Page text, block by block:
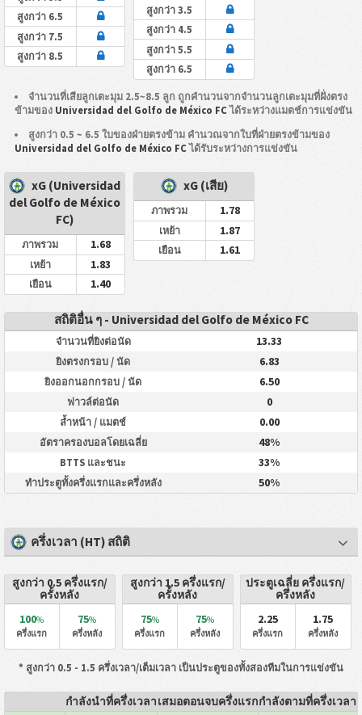
สูงกว่า 6.5
สูงกว่า 7.5
สูงกว่า 8.5
สูงกว่า 3.5
สูงกว่า 4.5
สูงกว่า 5.5
สูงกว่า 6.5
จำนวนที่เสียลูกเตะมุม 2.5~8.5 ลูก ถูกคำนวนจากจำนวนลูกเตะมุมที่ฝั่งตรง
ข้ามของ Universidad del Golfo de México FCได้ระหว่างแมตช์การแข่งขัน
สูงกว่า 0.5 ~ 6.5 ใบของฝ่ายตรงข้าม คำนวณจากใบที่ฝ่ายตรงข้ามของ
Universidad del Golfo de México FCได้รับระหว่างการแข่งขัน
xG (Universidad
del Golfo de México
FC)
ภาพรวม 1.68
เหย้า 1.83
เยือน 1.40
xG (เสีย)
ภาพรวม 1.78
เหย้า 1.87
เยือน 1.61
สถิติอื่น ๆ - Universidad del Golfo de México FC
จำนวนที่ยิงต่อนัด 13.33
ยิงตรงกรอบ / นัด 6.83
ยิงออกนอกกรอบ / นัด 6.50
ฟาวล์ต่อนัด 0
ล้ำหน้า / แมตช์ 0.00
อัตราครองบอลโดยเฉลี่ย 48%
BTTS และชนะ 33%
ทำประตูทั้งครึ่งแรกและครึ่งหลัง 50%
ครึ่งเวลา (HT) สถิติ
สูงกว่า 0.5 ครึ่งแรก/
ครั้งหลัง
100%
ครึ่งแรก
75%
ครึ่งหลัง
สูงกว่า 1.5 ครึ่งแรก/
ครั้งหลัง
75%
ครึ่งแรก
75%
ครึ่งหลัง
ประตูเฉลี่ย ครึ่งแรก/
ครึ่งหลัง
2.25
ครึ่งแรก
1.75
ครึ่งหลัง
* สูงกว่า 0.5 - 1.5 ครึ่งเวลา/เต็มเวลา เป็นประตูของทั้งสองทีมในการแข่งขัน
กำลังนำที่ครึ่งเวลาเสมอตอนจบครึ่งแรกกำลังตามที่ครึ่งเวลา